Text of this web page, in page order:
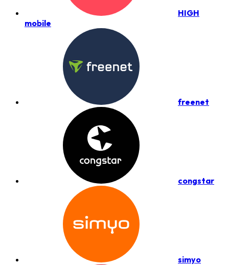
HIGH
mobile
freenet
congstar
simyo